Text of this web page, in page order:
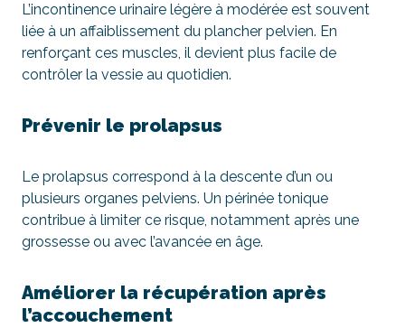
L’incontinence urinaire légère à modérée est souvent
liée à un affaiblissement du plancher pelvien. En
renforçant ces muscles, il devient plus facile de
contrôler la vessie au quotidien.
Prévenir le prolapsus
Le prolapsus correspond à la descente d’un ou
plusieurs organes pelviens. Un périnée tonique
contribue à limiter ce risque, notamment après une
grossesse ou avec l’avancée en âge.
Améliorer la récupération après
l’accouchement